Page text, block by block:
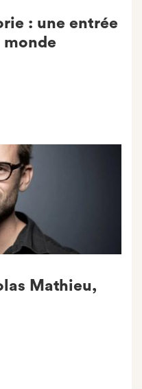
: une entrée
monde
Mathieu,